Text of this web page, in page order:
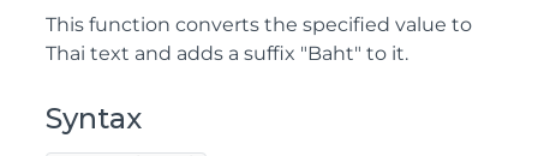
This function converts the specified value to
Thai text and adds a suffix "Baht" to it.
Syntax